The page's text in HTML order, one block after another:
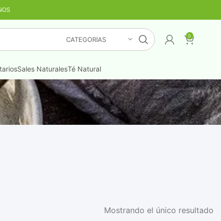
CATEGORÍAS 0
Sales NaturalesTé Natural
Mostrando el único resultado